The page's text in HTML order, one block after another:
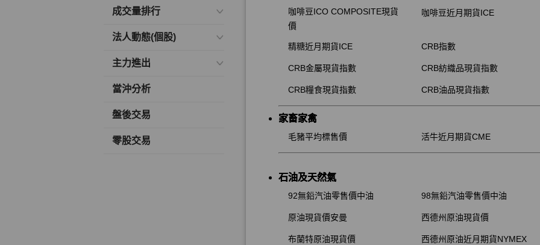
成交量排行
法人動態(個股)
主力進出
當沖分析
盤後交易
零股交易